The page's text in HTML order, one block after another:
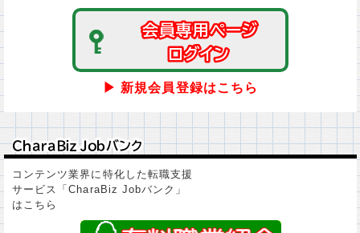
会員専用ページ
会員専用ページ
ログイン
ログイン
▶ 新規会員登録はこちら
ＣｈａｒａＢｉｚ Ｊｏｂバンク
ＣｈａｒａＢｉｚ Ｊｏｂバンク
コンテンツ業界に特化した転職支援
サービス「CharaBiz Jobバンク」
はこちら